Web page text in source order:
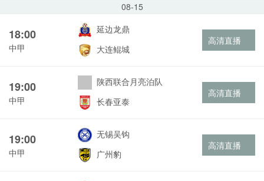
08-15
18:00
中甲
延边龙鼎
大连鲲城
高清直播
19:00
中甲
陕西联合月亮泊队
长春亚泰
高清直播
19:00
中甲
无锡吴钩
广州豹
高清直播